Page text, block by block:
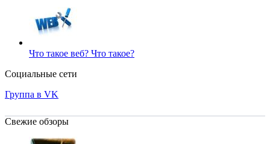
Что такое веб? Что такое?
Социальные сети
Группа в VK
Свежие обзоры